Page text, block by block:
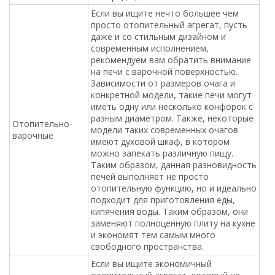
заменяют полноценную плиту на кухне
и экономят тем самым много
свободного пространства.
Длительного
горения
Если вы ищите экономичный
отопительный агрегат, который не
будет требовать постоянного
контроля за огнем, рекомендуем вам
обратить внимание на печи с функций
длительного горения. Их особенность
заключается в том, что топливо,
которое закладывается в топку не
просто прогорает, а постепенно
тлеет. Тем самым время горения
увеличивается до 12 часов. После
окончания горения, внутри топочного
отсека остается минимум сажи копоти
и прочих остатков от дров.
Помимо основных отличий и разновидностей чугунных
печей которые идеально подходят для дачи, современные
модели могут дополняться и другими полезными и
необходимыми функциями, среди которых: